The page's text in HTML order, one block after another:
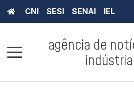
CNI SESI SENAI IEL
agência de
indústria